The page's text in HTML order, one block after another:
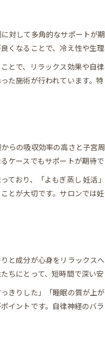
粘膜吸収によるよもぎ蒸しの
身体の深部まで温めるよもぎ
よもぎ蒸しの粘膜吸収と体調
よもぎ蒸しで温活を続けた結
子宮内環境の改善に役立つよ
妊活中によもぎ蒸しを利用する
よもぎ蒸しと排卵周期の関係
のよもぎ蒸し吸収効率を実感
生理周期に合わせたよもぎ蒸
よもぎ蒸しで吸収効率を高め
対して多角的なサポート
なることで、冷え性や生
とで、リラックス効果や
た施術が行われています。
らの吸収効率の高さと子宮
ケースでもサポートが期待で
ており、「よもぎ蒸し 妊
とが大切です。サロンで
と成分が心身をリラックス
にとって、短時間で深い
きりした」「睡眠の質が
イントです。自律神経のバ